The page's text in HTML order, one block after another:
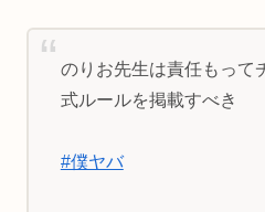
のりお先生は責任もって
式ルールを掲載すべき
#僕ヤバ